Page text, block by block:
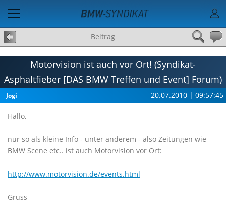
Beitrag
Motorvision ist auch vor Ort! (Syndikat-
Asphaltfieber [DAS BMW Treffen und Event] Forum)
Jogi 20.07.2010 | 09:57:45
Hallo,
nur so als kleine Info - unter anderem - also Zeitungen wie
BMW Scene etc.. ist auch Motorvision vor Ort:
http://www.motorvision.de/events.html
Gruss